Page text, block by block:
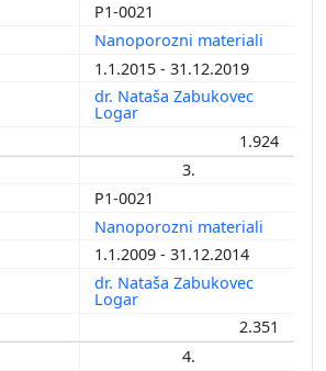
P1-0021
Nanoporozni materiali
1.1.2015 - 31.12.2019
dr. Nataša Zabukovec
Logar
1.924
3.
P1-0021
Nanoporozni materiali
1.1.2009 - 31.12.2014
dr. Nataša Zabukovec
Logar
2.351
4.